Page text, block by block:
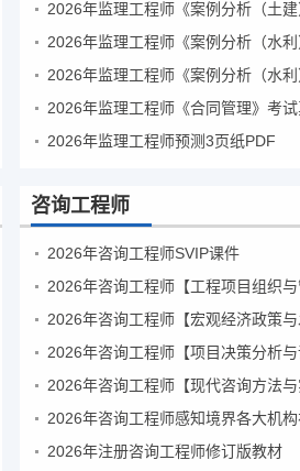
2026年监理工程师预测3页纸PDF
咨询工程师
2026年咨询工程师SVIP课件
2026年注册咨询工程师修订版教材